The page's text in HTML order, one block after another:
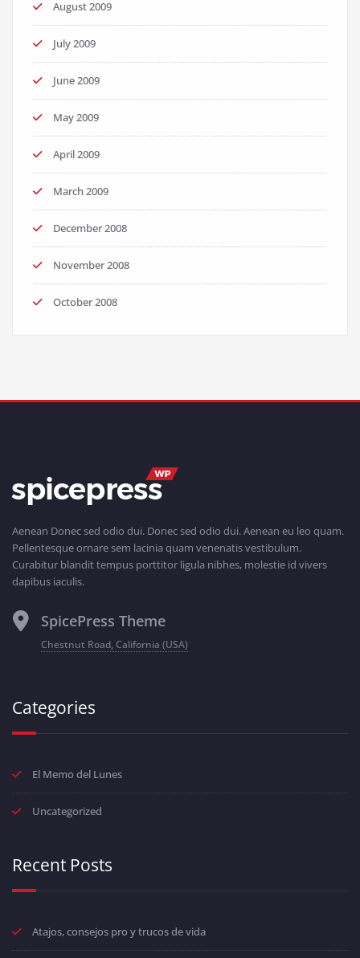
August 2009
July 2009
June 2009
May 2009
April 2009
March 2009
December 2008
November 2008
October 2008
Aenean Donec sed odio dui. Donec sed odio dui. Aenean eu leo quam.
Pellentesque ornare sem lacinia quam venenatis vestibulum.
Curabitur blandit tempus porttitor ligula nibhes, molestie id vivers
dapibus iaculis.
SpicePress Theme
Chestnut Road, California (USA)
Categories
El Memo del Lunes
Uncategorized
Recent Posts
Atajos, consejos pro y trucos de vida